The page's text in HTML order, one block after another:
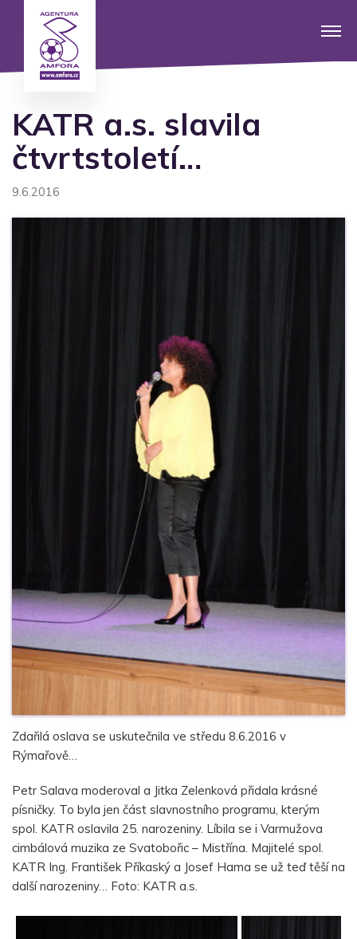
KATR a.s. slavila
čtvrtstoletí…
9.6.2016
Zdařilá oslava se uskutečnila ve středu 8.6.2016 v
Rýmařově…
Petr Salava moderoval a Jitka Zelenková přidala krásné
písničky. To byla jen část slavnostního programu, kterým
spol. KATR oslavila 25. narozeniny. Líbila se i Varmužova
cimbálová muzika ze Svatobořic – Mistřína. Majitelé spol.
KATR Ing. František Příkaský a Josef Hama se už teď těší na
další narozeniny… Foto: KATR a.s.